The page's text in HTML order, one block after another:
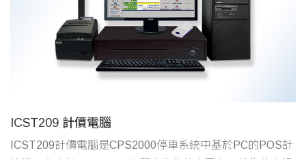
ICST209 計價電腦
ICST209計價電腦是CPS2000停車系統中基於PC的POS計